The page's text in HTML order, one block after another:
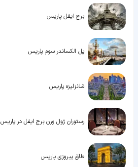
برج ایفل پاریس
پل الکساندر سوم پاریس
شانزلیزه پاریس
رستوران ژول ورن برج ایفل در پاریس
طاق پیروزی پاریس